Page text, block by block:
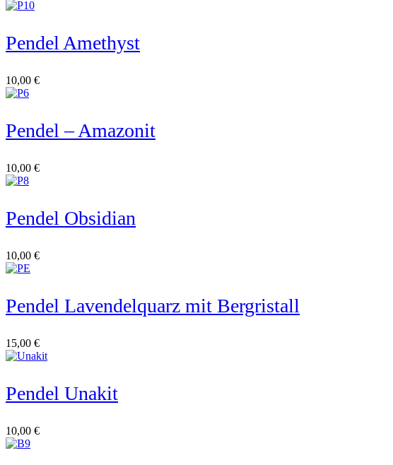
Pendel Amethyst
10,00 €
Pendel – Amazonit
10,00 €
Pendel Obsidian
10,00 €
Pendel Lavendelquarz mit Bergristall
15,00 €
Pendel Unakit
10,00 €